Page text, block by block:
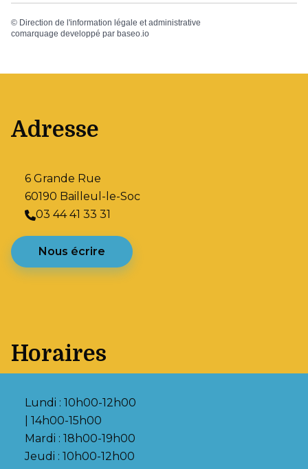
© Direction de l'information légale et administrative
comarquage developpé par baseo.io
Adresse
6 Grande Rue
60190 Bailleul-le-Soc
03 44 41 33 31
Nous écrire
Horaires
Lundi : 10h00-12h00
| 14h00-15h00
Mardi : 18h00-19h00
Jeudi : 10h00-12h00